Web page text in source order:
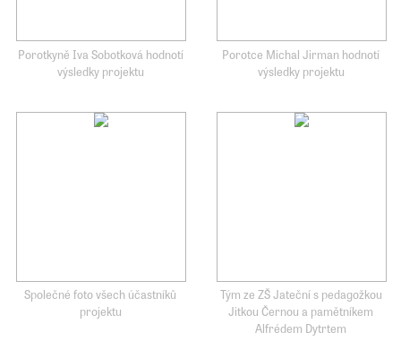
Porotkyně Iva Sobotková hodnotí
výsledky projektu
Porotce Michal Jirman hodnotí
výsledky projektu
Společné foto všech účastníků
projektu
Tým ze ZŠ Jateční s pedagožkou
Jitkou Černou a pamětníkem
Alfrédem Dytrtem